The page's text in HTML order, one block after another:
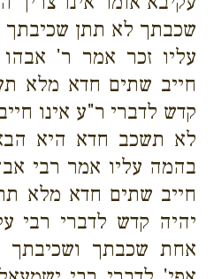
שכבתך לא תתן שכיבתך
עליו זכר אמר ר'
חייב שתים חדא מלא
קדש לדברי ר"ע אינו
לא תשכב חדא היא
בהמה עליו אמר רבי
חייב שתים חדא מלא
יהיה קדש לדברי רבי
אחת שכבתך ושכיבתך